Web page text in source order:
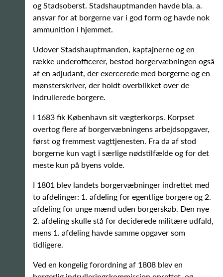
og Stadsoberst. Stadshauptmanden havde bla. a.
ansvar for at borgerne var i god form og havde nok
ammunition i hjemmet.
Udover Stadshauptmanden, kaptajnerne og en
række underofficerer, bestod borgervæbningen også
af en adjudant, der exercerede med borgerne og en
mønsterskriver, der holdt overblikket over de
indrullerede borgere.
I 1683 fik København sit vægterkorps. Korpset
overtog flere af borgervæbningens arbejdsopgaver,
først og fremmest vagttjenesten. Fra da af stod
borgerne kun vagt i særlige nødstilfælde og for det
meste kun på byens volde.
I 1801 blev landets borgervæbninger indrettet med
to afdelinger: 1. afdeling for egentlige borgere og 2.
afdeling for unge mænd uden borgerskab. Den nye
2. afdeling skulle stå for deciderede militære udfald,
mens 1. afdeling havde samme opgaver som
tidligere.
Ved en kongelig forordning af 1808 blev en